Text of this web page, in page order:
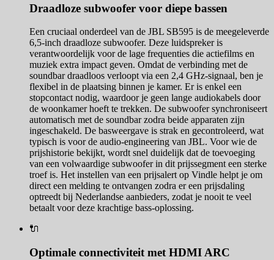
Draadloze subwoofer voor diepe bassen
Een cruciaal onderdeel van de JBL SB595 is de meegeleverde
6,5-inch draadloze subwoofer. Deze luidspreker is
verantwoordelijk voor de lage frequenties die actiefilms en
muziek extra impact geven. Omdat de verbinding met de
soundbar draadloos verloopt via een 2,4 GHz-signaal, ben je
flexibel in de plaatsing binnen je kamer. Er is enkel een
stopcontact nodig, waardoor je geen lange audiokabels door
de woonkamer hoeft te trekken. De subwoofer synchroniseert
automatisch met de soundbar zodra beide apparaten zijn
ingeschakeld. De basweergave is strak en gecontroleerd, wat
typisch is voor de audio-engineering van JBL. Voor wie de
prijshistorie bekijkt, wordt snel duidelijk dat de toevoeging
van een volwaardige subwoofer in dit prijssegment een sterke
troef is. Het instellen van een prijsalert op Vindle helpt je om
direct een melding te ontvangen zodra er een prijsdaling
optreedt bij Nederlandse aanbieders, zodat je nooit te veel
betaalt voor deze krachtige bass-oplossing.
🔌
Optimale connectiviteit met HDMI ARC